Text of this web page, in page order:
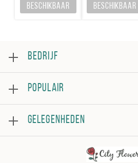
beschikbaar
beschikbaar
BEDRIJF
Beoordeling
Veelgestelde vragen
Algemene voorwaarden
Privacybeleid
Contacteer ons
POPULAIR
Rozen
Boeketten
GELEGENHEDEN